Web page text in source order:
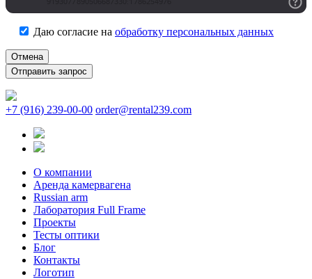
Даю согласие на обработку персональных данных
Отмена
+7 (916) 239-00-00 order@rental239.com
О компании
Аренда камервагена
Russian arm
Лаборатория Full Frame
Проекты
Тесты оптики
Блог
Контакты
Логотип